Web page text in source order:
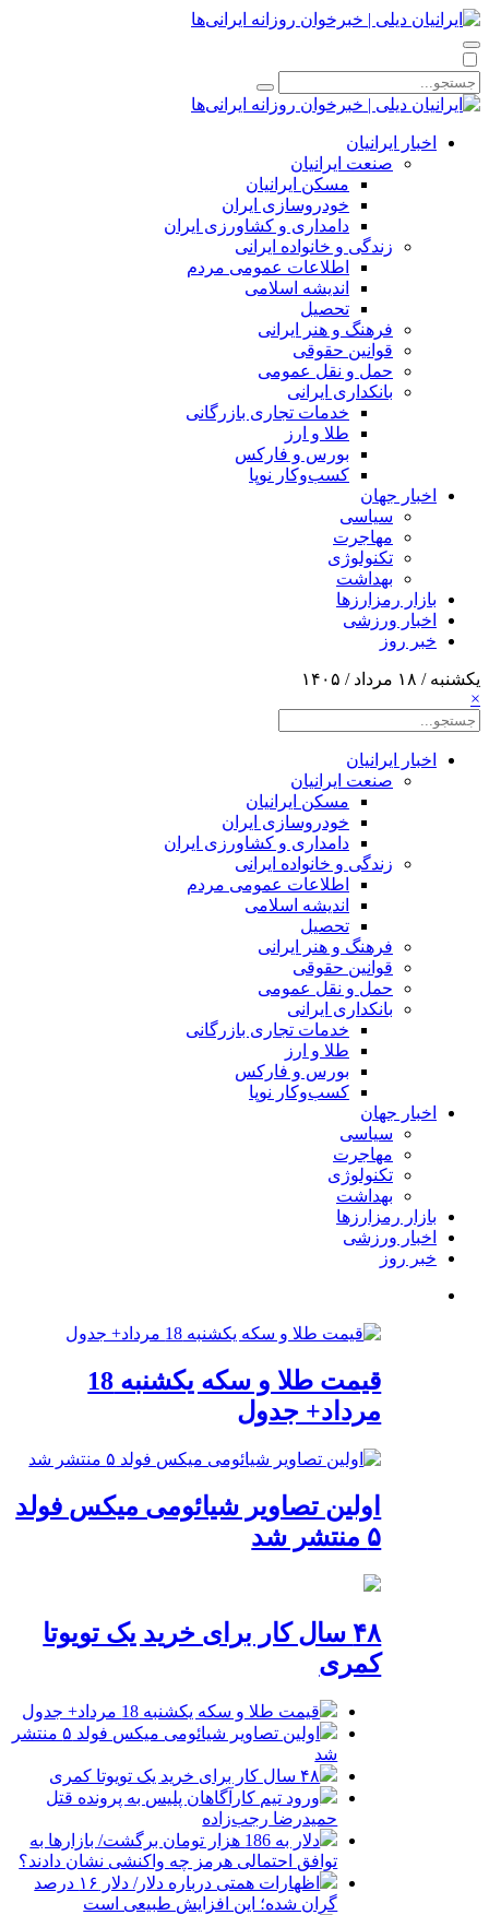
اخبار ایرانیان
صنعت ایرانیان
مسکن ایرانیان
خودروسازی ایران
دامداری و کشاورزی ایران
زندگی و خانواده ایرانی
اطلاعات عمومی مردم
اندیشه اسلامی
تحصیل
فرهنگ و هنر ایرانی
قوانین حقوقی
حمل و نقل عمومی
بانکداری ایرانی
خدمات تجاری بازرگانی
طلا و ارز
بورس و فارکس
کسب‌وکار نوپا
اخبار جهان
سیاسی
مهاجرت
تکنولوژی
بهداشت
بازار رمزارزها
اخبار ورزشی
خبر روز
یکشنبه / ۱۸ مرداد / ۱۴۰۵
×
اخبار ایرانیان
صنعت ایرانیان
مسکن ایرانیان
خودروسازی ایران
دامداری و کشاورزی ایران
زندگی و خانواده ایرانی
اطلاعات عمومی مردم
اندیشه اسلامی
تحصیل
فرهنگ و هنر ایرانی
قوانین حقوقی
حمل و نقل عمومی
بانکداری ایرانی
خدمات تجاری بازرگانی
طلا و ارز
بورس و فارکس
کسب‌وکار نوپا
اخبار جهان
سیاسی
مهاجرت
تکنولوژی
بهداشت
بازار رمزارزها
اخبار ورزشی
خبر روز
قیمت طلا و سکه یکشنبه 18
مرداد+ جدول
اولین تصاویر شیائومی میکس فولد
۵ منتشر شد
۴۸ سال کار برای خرید یک تویوتا
کمری
قیمت طلا و سکه یکشنبه 18 مرداد+ جدول
اولین تصاویر شیائومی میکس فولد ۵ منتشر
شد
۴۸ سال کار برای خرید یک تویوتا کمری
ورود تیم کارآگاهان پلیس به پرونده قتل
حمیدرضا رجب‌زاده
دلار به 186 هزار تومان برگشت/ بازارها به
توافق احتمالی هرمز چه واکنشی نشان دادند؟
اظهارات همتی درباره دلار/ دلار ۱۶ درصد
گران شده؛ این افزایش طبیعی است